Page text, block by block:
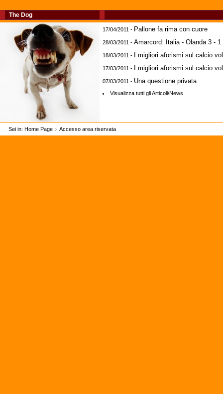
The Dog
17/04/2011 - Pallone fa rima con cuore
28/03/2011 - Amarcord: Italia - Olanda 3 - 1
18/03/2011 - I migliori aforismi sul calcio
17/03/2011 - I migliori aforismi sul calcio
07/03/2011 - Una questione privata
Visualizza tutti gli Articoli/News
Sei in: Home Page Accesso area riservata